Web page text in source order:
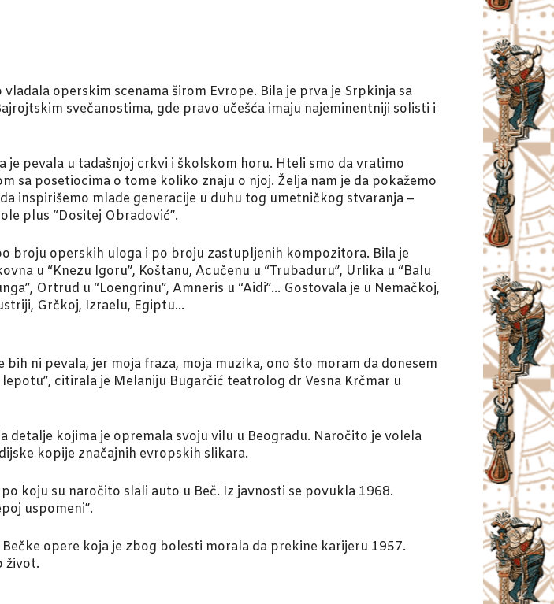
operskim scenama širom Evrope. Bila je prva je Srpkinja sa
svečanostima, gde pravo učešća imaju najeminentniji solisti i
je pevala u tadašnjoj crkvi i školskom horu. Hteli smo da vratimo
sa posetiocima o tome koliko znaju o njoj. Želja nam je da pokažemo
inspirišemo mlade generacije u duhu tog umetničkog stvaranja –
plus “Dositej Obradović”.
broju operskih uloga i po broju zastupljenih kompozitora. Bila je
u “Knezu Igoru”, Koštanu, Acučenu u “Trubaduru”, Urlika u “Balu
Ortrud u “Loengrinu”, Amneris u “Aidi”… Gostovala je u Nemačkoj,
Grčkoj, Izraelu, Egiptu…
ni pevala, jer moja fraza, moja muzika, ono što moram da donesem
citirala je Melaniju Bugarčić teatrolog dr Vesna Krčmar u
kojima je opremala svoju vilu u Beogradu. Naročito je volela
kopije značajnih evropskih slikara.
koju su naročito slali auto u Beč. Iz javnosti se povukla 1968.
uspomeni”.
opere koja je zbog bolesti morala da prekine karijeru 1957.
život.